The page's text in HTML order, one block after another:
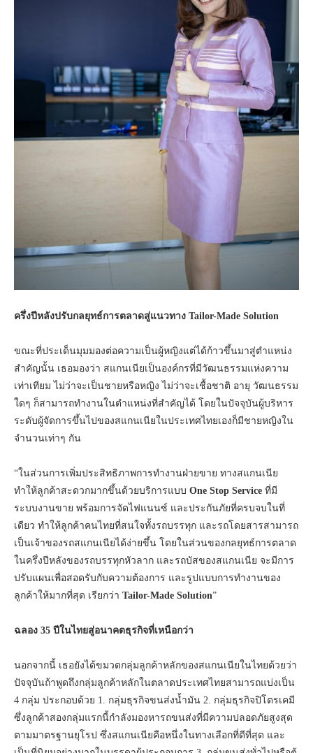
ครึ่งปีหลังปรับกลยุทธ์การตลาดสู่แนวทาง Tailor-Made Solution
ขณะที่ประเด็นมุมมองต่อความเป็นผู้หญิงแต่ได้ก้าวขึ้นมาสู่ตำแหน่ง
สำคัญนั้น เธอมองว่า สแกนเนียเป็นองค์กรที่มีวัฒนธรรมแห่งความ
เท่าเทียม ไม่ว่าจะเป็นชายหรือหญิง ไม่ว่าจะเชื้อชาติ อายุ วัฒนธรรม
ใดๆ ก็สามารถทำงานในตำแหน่งที่สำคัญได้ โดยในปัจจุบันผู้บริหาร
ระดับผู้จัดการขึ้นไปของสแกนเนียในประเทศไทยเองก็มีชายหญิงใน
จำนวนเท่าๆ กัน
“ในส่วนการเพิ่มประสิทธิภาพการทำงานฝ่ายขาย ทางสแกนเนีย
ทำให้ลูกค้าสะดวกมากขึ้นด้วยบริการแบบ One Stop Service ที่มี
ระบบงานขาย พร้อมการจัดไฟแนนซ์ และประกันภัยที่ครบจบในที่
เดียว ทำให้ลูกค้าคนไทยที่สนใจทั้งรถบรรทุก และรถโดยสารสามารถ
เป็นเจ้าของรถสแกนเนียได้ง่ายขึ้น โดยในส่วนของกลยุทธ์การตลาด
ในครึ่งปีหลังของรถบรรทุกหัวลาก และรถบัสของสแกนเนีย จะมีการ
ปรับแผนเพื่อสอดรับกับความต้องการ และรูปแบบการทำงานของ
ลูกค้าให้มากที่สุด เรียกว่า Tailor-Made Solution”
ฉลอง 35 ปีในไทยสู่อนาคตธุรกิจที่เหนือกว่า
นอกจากนี้ เธอยังได้ขมวดกลุ่มลูกค้าหลักของสแกนเนียในไทยด้วยว่า
ปัจจุบันถ้าพูดถึงกลุ่มลูกค้าหลักในตลาดประเทศไทยสามารถแบ่งเป็น
4 กลุ่ม ประกอบด้วย 1. กลุ่มธุรกิจขนส่งน้ำมัน 2. กลุ่มธุรกิจปิโตรเคมี
ซึ่งลูกค้าสองกลุ่มแรกนี้กำลังมองหารถขนส่งที่มีความปลอดภัยสูงสุด
ตามมาตรฐานยุโรป ซึ่งสแกนเนียคือหนึ่งในทางเลือกที่ดีที่สุด และ